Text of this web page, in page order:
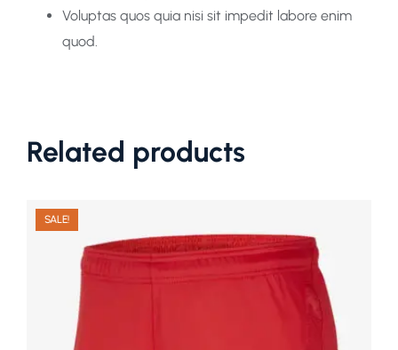
Voluptas quos quia nisi sit impedit labore enim
quod.
Related products
SALE!